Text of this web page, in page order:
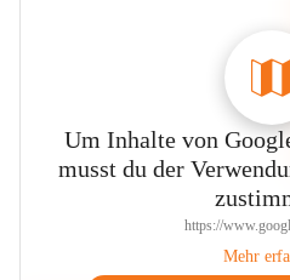
Um Inhalte von
musst du der
https://
Mehr